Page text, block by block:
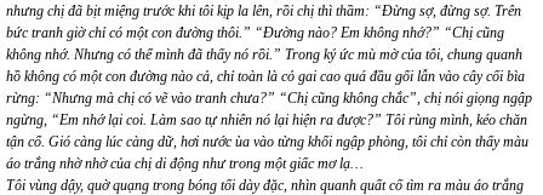
nhưng chị đã bịt miệng trước khi tôi kịp la lên, rồi chị thì thầm: “Đừng sợ, đừng sợ. Trên
bức tranh giờ chỉ có một con đường thôi.” “Đường nào? Em không nhớ?” “Chị cũng
không nhớ. Nhưng có thể mình đã thấy nó rồi.” Trong ký ức mù mờ của tôi, chung quanh
hồ không có một con đường nào cả, chỉ toàn là cỏ gai cao quá đầu gối lẫn vào cây cối bìa
rừng: “Nhưng mà chị có vẽ vào tranh chưa?” “Chị cũng không chắc”, chị nói giọng ngập
ngừng, “Em nhớ lại coi. Làm sao tự nhiên nó lại hiện ra được?” Tôi rùng mình, kéo chăn
tận cổ. Gió càng lúc càng dữ, hơi nước ùa vào từng khối ngập phòng, tôi chỉ còn thấy màu
áo trắng nhờ nhờ của chị di động như trong một giấc mơ lạ…
Tôi vùng dậy, quờ quạng trong bóng tối dày đặc, nhìn quanh quất cố tìm ra màu áo trắng